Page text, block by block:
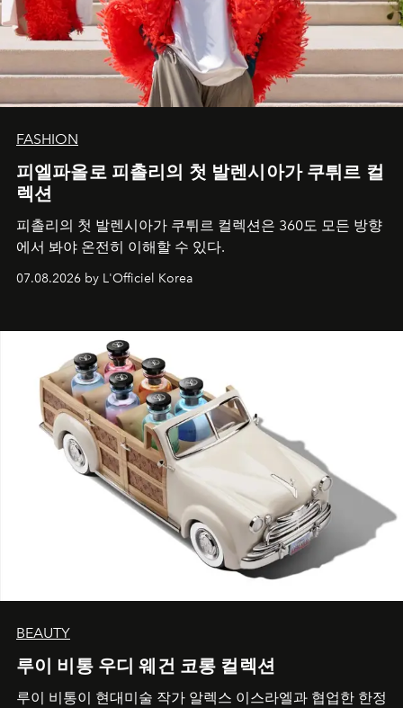
FASHION
피엘파올로 피촐리의 첫 발렌시아가 쿠튀르 컬
렉션
피촐리의 첫 발렌시아가 쿠튀르 컬렉션은 360도 모든 방향
에서 봐야 온전히 이해할 수 있다.
07.08.2026 by L'Officiel Korea
BEAUTY
루이 비통 우디 웨건 코롱 컬렉션
루이 비통이 현대미술 작가 알렉스 이스라엘과 협업한 한정